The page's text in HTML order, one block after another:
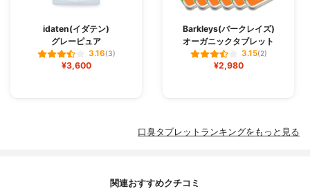
idaten(イダテン)
グレーピュア
3.16(3)
¥3,600
Barkleys(バークレイズ)
オーガニックタブレット
3.15(2)
¥2,980
口臭タブレットランキングをもっと見る
関連おすすめクチコミ